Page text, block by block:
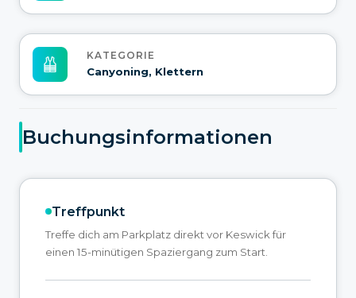
KATEGORIE
Canyoning, Klettern
Buchungsinformationen
Treffpunkt
Treffe dich am Parkplatz direkt vor Keswick für
einen 15-minütigen Spaziergang zum Start.